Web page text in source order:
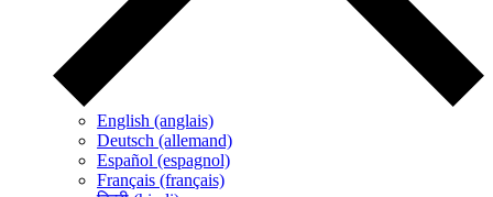
English (anglais)
Deutsch (allemand)
Español (espagnol)
Français (français)